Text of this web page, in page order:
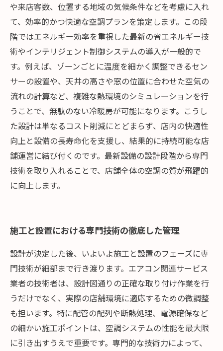
や来店客数、位置する地域の気候条件などを考慮に入れ
て、効率的かつ快適な空調プランを策定します。この段
階ではエネルギー効率を重視した最新の省エネルギー技
術やインテリジェント制御システムの導入が一般的で
す。例えば、ゾーンごとに温度を細かく調整できるセン
サーの設置や、天井の高さや窓の位置に合わせた空気の
流れの計算など、複雑な熱環境のシミュレーションを行
うことで、無駄のない冷暖房が可能になります。こうし
た設計は単なるコスト削減にとどまらず、店内の快適性
向上と設備の長寿命化を支援し、結果的に持続可能な店
舗運営に結び付くのです。最新設備の設計段階から専門
技術を取り入れることで、店舗全体の空調の質が飛躍的
に向上します。
施工と設置における専門技術の徹底した管理
設計が決定した後、いよいよ施工と設置のフェーズに専
門技術が細部まで行き渡ります。エアコン関連サービス
業者の技術者は、設計図通りの正確な取り付け作業を行
うだけでなく、実際の店舗環境に適応するための微調整
も担います。特に配管の配列や断熱処理、電源確保など
の細かい施工ポイントは、空調システムの性能を最大限
に引き出すうえで重要です。専門的な技術力によって、